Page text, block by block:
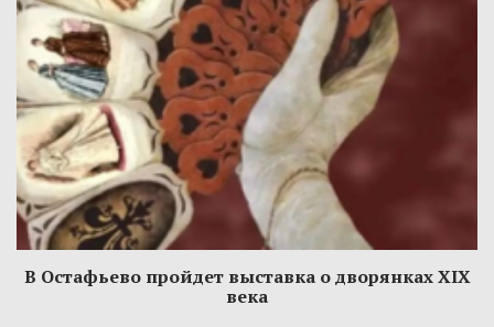
В Остафьево пройдет выставка о дворянках XIX
века